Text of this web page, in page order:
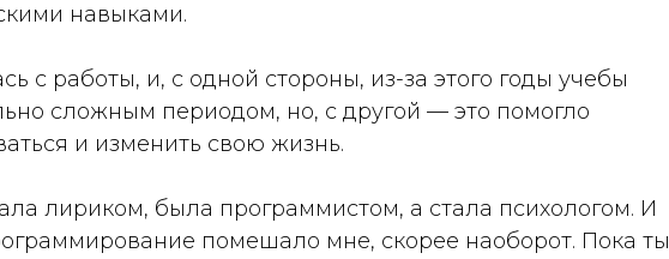
навыками.
с работы, и, с одной стороны, из-за этого годы учебы
сложным периодом, но, с другой — это помогло
и изменить свою жизнь.
лириком, была программистом, а стала психологом. И
помешало мне, скорее наоборот. Пока ты